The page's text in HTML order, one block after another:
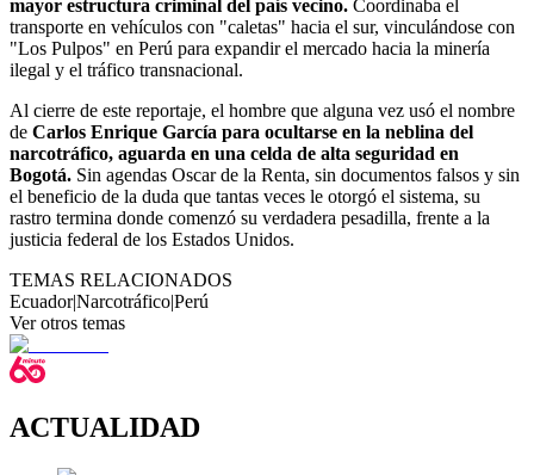
mayor estructura criminal del país vecino. Coordinaba el
transporte en vehículos con "caletas" hacia el sur, vinculándose con
"Los Pulpos" en Perú para expandir el mercado hacia la minería
ilegal y el tráfico transnacional.
Al cierre de este reportaje, el hombre que alguna vez usó el nombre
de Carlos Enrique García para ocultarse en la neblina del
narcotráfico, aguarda en una celda de alta seguridad en
Bogotá. Sin agendas Oscar de la Renta, sin documentos falsos y sin
el beneficio de la duda que tantas veces le otorgó el sistema, su
rastro termina donde comenzó su verdadera pesadilla, frente a la
justicia federal de los Estados Unidos.
TEMAS RELACIONADOS
Ecuador|Narcotráfico|Perú
Ver otros temas
ACTUALIDAD